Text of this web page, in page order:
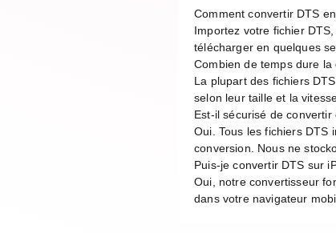
Comment convertir DTS
Importez votre fichier
télécharger en quelques
Combien de temps dure la
La plupart des fichiers
selon leur taille et la
Est-il sécurisé de
Oui. Tous les fichiers DTS
conversion. Nous ne
Puis-je convertir DTS sur
Oui, notre convertisseur
dans votre navigateur